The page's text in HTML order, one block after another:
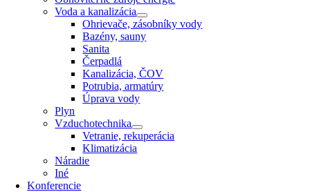
Voda a kanalizácia
Ohrievače, zásobníky vody
Bazény, sauny
Sanita
Čerpadlá
Kanalizácia, ČOV
Potrubia, armatúry
Úprava vody
Plyn
Vzduchotechnika
Vetranie, rekuperácia
Klimatizácia
Náradie
Iné
Konferencie